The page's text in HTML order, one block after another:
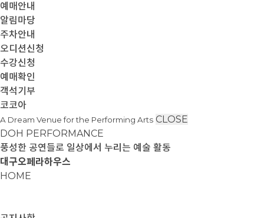
예매안내
알림마당
주차안내
오디션신청
수강신청
예매확인
객석기부
코코아
A Dream Venue for the Performing Arts CLOSE
DOH PERFORMANCE
풍성한 공연들로 일상에서 누리는 예술 활동
대구오페라하우스
HOME